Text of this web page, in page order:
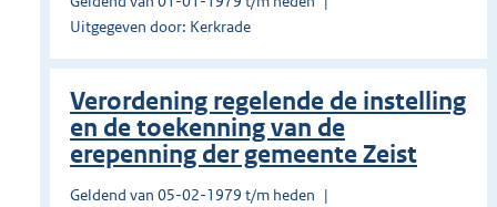
Uitgegeven door: Kerkrade
Verordening regelende de instelling
en de toekenning van de
erepenning der gemeente Zeist
Geldend van 05-02-1979 t/m heden